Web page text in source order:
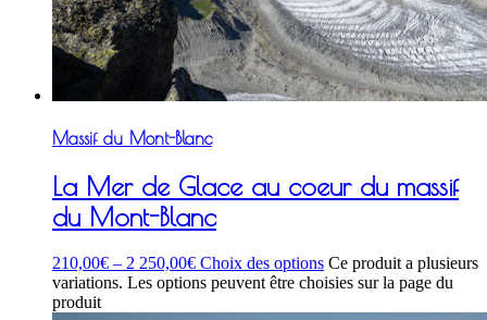
Massif du Mont-Blanc
La Mer de Glace au coeur du massif
du Mont-Blanc
210,00€ – 2 250,00€ Choix des options Ce produit a plusieurs
variations. Les options peuvent être choisies sur la page du
produit